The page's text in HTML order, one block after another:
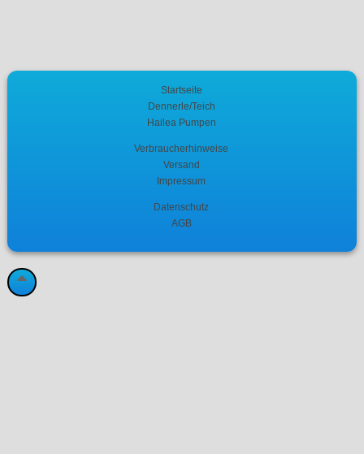
Startseite
Dennerle/Teich
Hailea Pumpen
Verbraucherhinweise
Versand
Impressum
Datenschutz
AGB